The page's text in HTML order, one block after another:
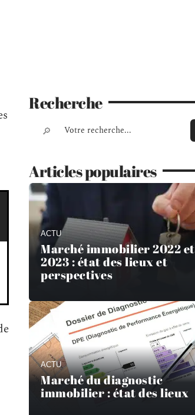
Recherche
Articles populaires
ACTU
Marché immobilier 2022 et
2023 : état des lieux et
perspectives
ACTU
Marché du diagnostic
immobilier : état des lieux